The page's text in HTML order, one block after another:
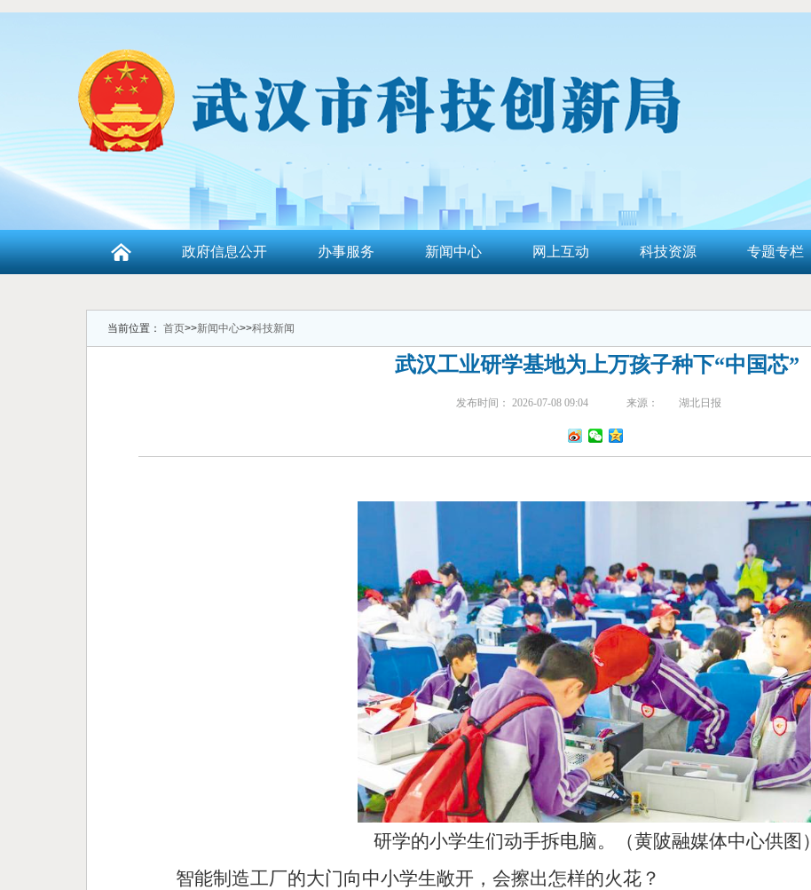
政府信息公开 办事服务 新闻中心 网上互动 科技资源 专题专栏
当前位置： 首页>>新闻中心>>科技新闻
武汉工业研学基地为上万孩子种下“中国芯”
发布时间： 2026-07-08 09:04 来源： 湖北日报
研学的小学生们动手拆电脑。（黄陂融媒体中心供图）
智能制造工厂的大门向中小学生敞开，会擦出怎样的火花？